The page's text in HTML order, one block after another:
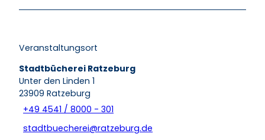
Veranstaltungsort
Stadtbücherei Ratzeburg
Unter den Linden 1
23909 Ratzeburg
+49 4541 / 8000 - 301
stadtbuecherei@ratzeburg.de